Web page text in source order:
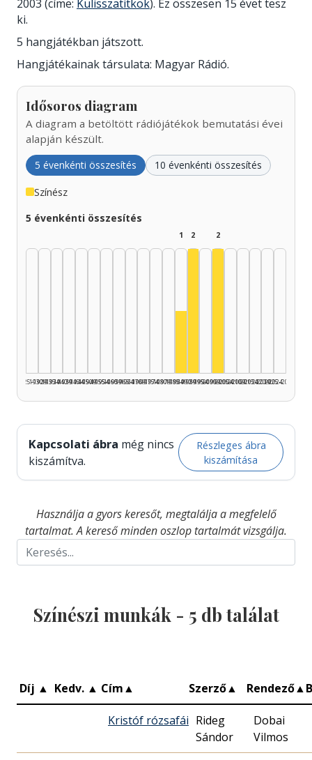
2003 (címe: Kulisszatitkok). Ez összesen 15 évet tesz
ki.
5 hangjátékban játszott.
Hangjátékainak társulata: Magyar Rádió.
Idősoros diagram
A diagram a betöltött rádiójátékok bemutatási évei
alapján készült.
5 évenkénti összesítés 10 évenkénti összesítés
Színész
5 évenkénti összesítés
1925–1929
1930–1934
1935–1939
1940–1944
1945–1949
1950–1954
1955–1959
1960–1964
1965–1969
1970–1974
1975–1979
1980–1984
1
1985–1989
2
1990–1994
1995–1999
2
2000–2004
2005–2009
2010–2014
2015–2019
2020–2024
2025–2026
Kapcsolati ábra még nincs
kiszámítva.
Részleges ábra
kiszámítása
Használja a gyors keresőt, megtalálja a megfelelő
tartalmat. A kereső minden oszlop tartalmát vizsgálja.
Színészi munkák - 5 db találat
Díj ▲ Kedv. ▲ Cím▲ Szerző▲ Rendező▲
Kristóf rózsafái Rideg
Sándor
Dobai
Vilmos